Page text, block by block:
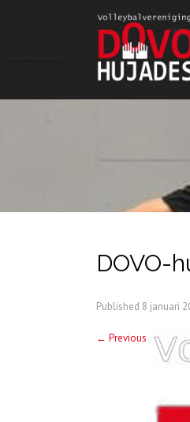
DOVO-
Published 8 januari
← Previous